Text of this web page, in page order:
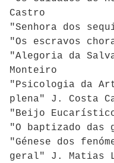
Castro
"Senhora dos
"Os escravos
"Alegoria da
Monteiro
"Psicologia da
plena" J. Costa
"Beijo
"O baptizado das
"Génese dos
geral" J. Matias